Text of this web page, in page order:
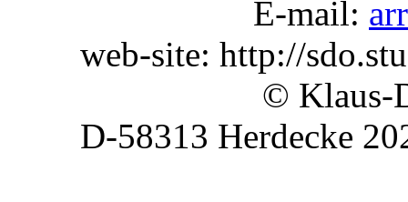
E-mail:
web-site: http://
© Klaus-Dieter
D-58313 Herdecke